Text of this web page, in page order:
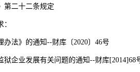
第二十二条规定
办法》的通知--财库〔2020〕46号
狱企业发展有关问题的通知--财库[2014]68